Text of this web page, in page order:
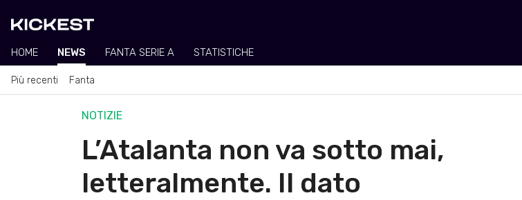
HOME NEWS FANTA SERIE A STATISTICHE
Più recenti Fanta
NOTIZIE
L’Atalanta non va sotto mai,
letteralmente. Il dato